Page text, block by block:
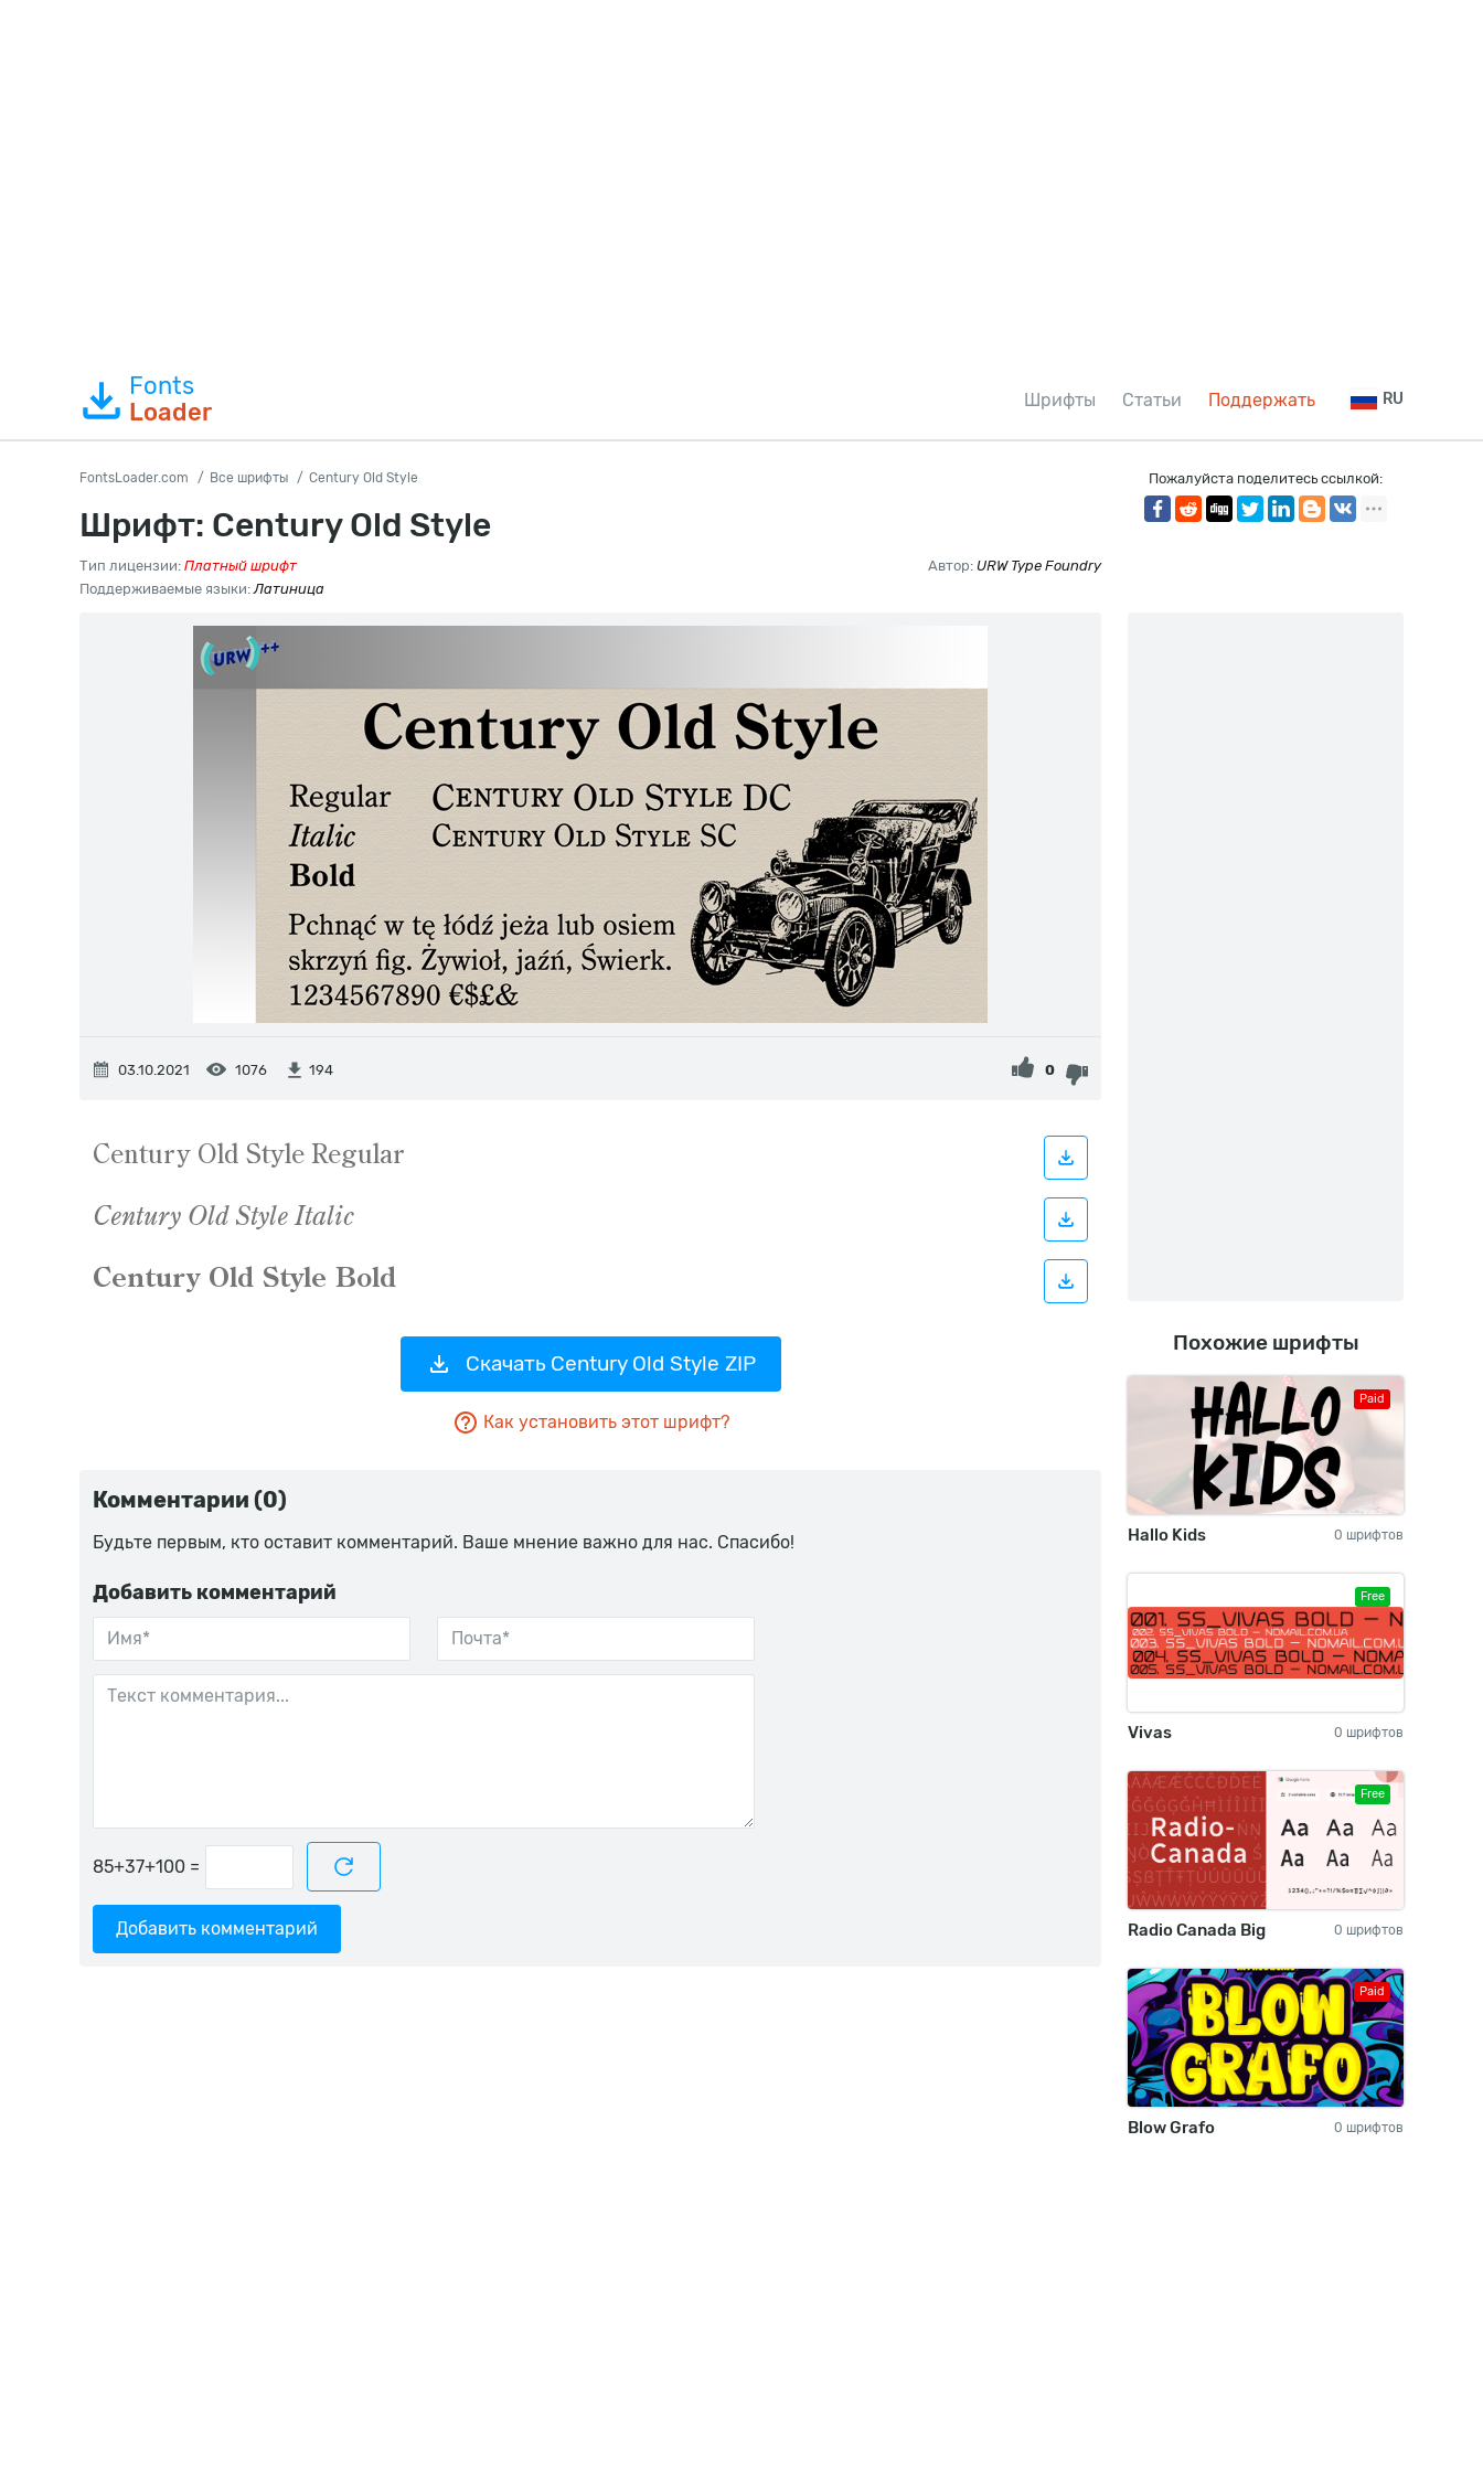
Fonts
Loader
Шрифты Статьи Поддержать RU
FontsLoader.com Все шрифты Century Old Style
Шрифт: Century Old Style
Тип лицензии: Платный шрифт Автор: URW Type Foundry
Поддерживаемые языки:Латиница
Пожалуйста поделитесь ссылкой:
03.10.2021 1076 194 0
Скачать Century Old Style ZIP
Как установить этот шрифт?
Комментарии (0)
Будьте первым, кто оставит комментарий. Ваше мнение важно для нас. Спасибо!
Добавить комментарий
=
Добавить комментарий
Похожие шрифты
Paid
Hallo Kids 0 шрифтов
Free
Vivas 0 шрифтов
Free
Radio Canada Big 0 шрифтов
Paid
Blow Grafo 0 шрифтов